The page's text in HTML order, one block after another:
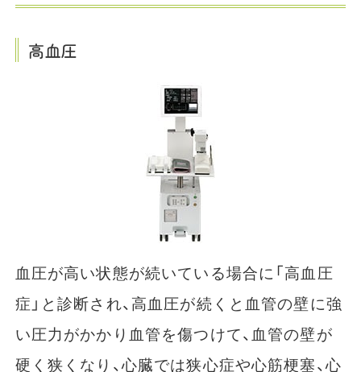
高血圧
血圧が高い状態が続いている場合に「高血圧
症」と診断され、高血圧が続くと血管の壁に強
い圧力がかかり血管を傷つけて、血管の壁が
硬く狭くなり、心臓では狭心症や心筋梗塞、心